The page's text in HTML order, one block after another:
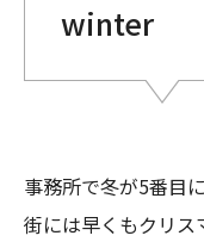
winter
事務所で冬が5番目
街には早くもクリス